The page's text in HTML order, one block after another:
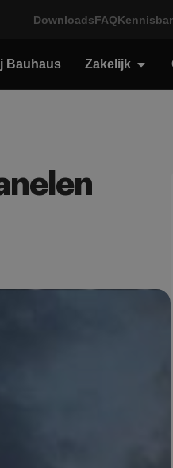
DownloadsFAQ
Bauhaus Zakelijk